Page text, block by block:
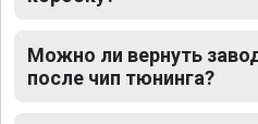
Можно ли вернуть
после чип тюнинга?